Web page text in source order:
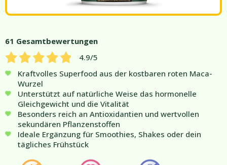
61 Gesamtbewertungen
4.9/5
Kraftvolles Superfood aus der kostbaren roten Maca-
Wurzel
Unterstützt auf natürliche Weise das hormonelle
Gleichgewicht und die Vitalität
Besonders reich an Antioxidantien und wertvollen
sekundären Pflanzenstoffen
Ideale Ergänzung für Smoothies, Shakes oder dein
tägliches Frühstück